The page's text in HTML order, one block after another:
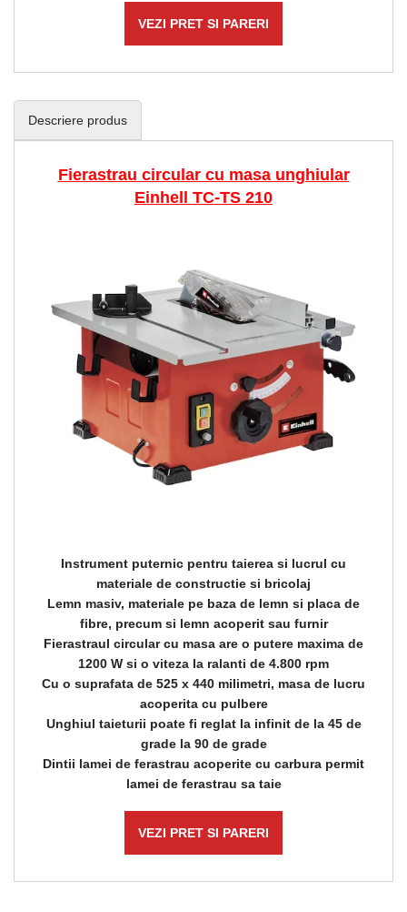
VEZI PRET SI PARERI
Descriere produs
Fierastrau circular cu masa unghiular
Einhell TC-TS 210
Instrument puternic pentru taierea si lucrul cu
materiale de constructie si bricolaj
Lemn masiv, materiale pe baza de lemn si placa de
fibre, precum si lemn acoperit sau furnir
Fierastraul circular cu masa are o putere maxima de
1200 W si o viteza la ralanti de 4.800 rpm
Cu o suprafata de 525 x 440 milimetri, masa de lucru
acoperita cu pulbere
Unghiul taieturii poate fi reglat la infinit de la 45 de
grade la 90 de grade
Dintii lamei de ferastrau acoperite cu carbura permit
lamei de ferastrau sa taie
VEZI PRET SI PARERI